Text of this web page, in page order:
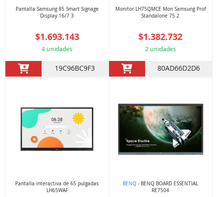
Pantalla Samsung 85 Smart Signage
Display 16/7 3
$1.693.143
4 unidades
19C96BC9F3
Monitor LH75QMCE Mon Samsung Prof
Standalone 75 2
$1.382.732
2 unidades
80AD66D2D6
Pantalla interactiva de 65 pulgadas
LH65WAF
BENQ - BENQ BOARD ESSENTIAL
RE7504